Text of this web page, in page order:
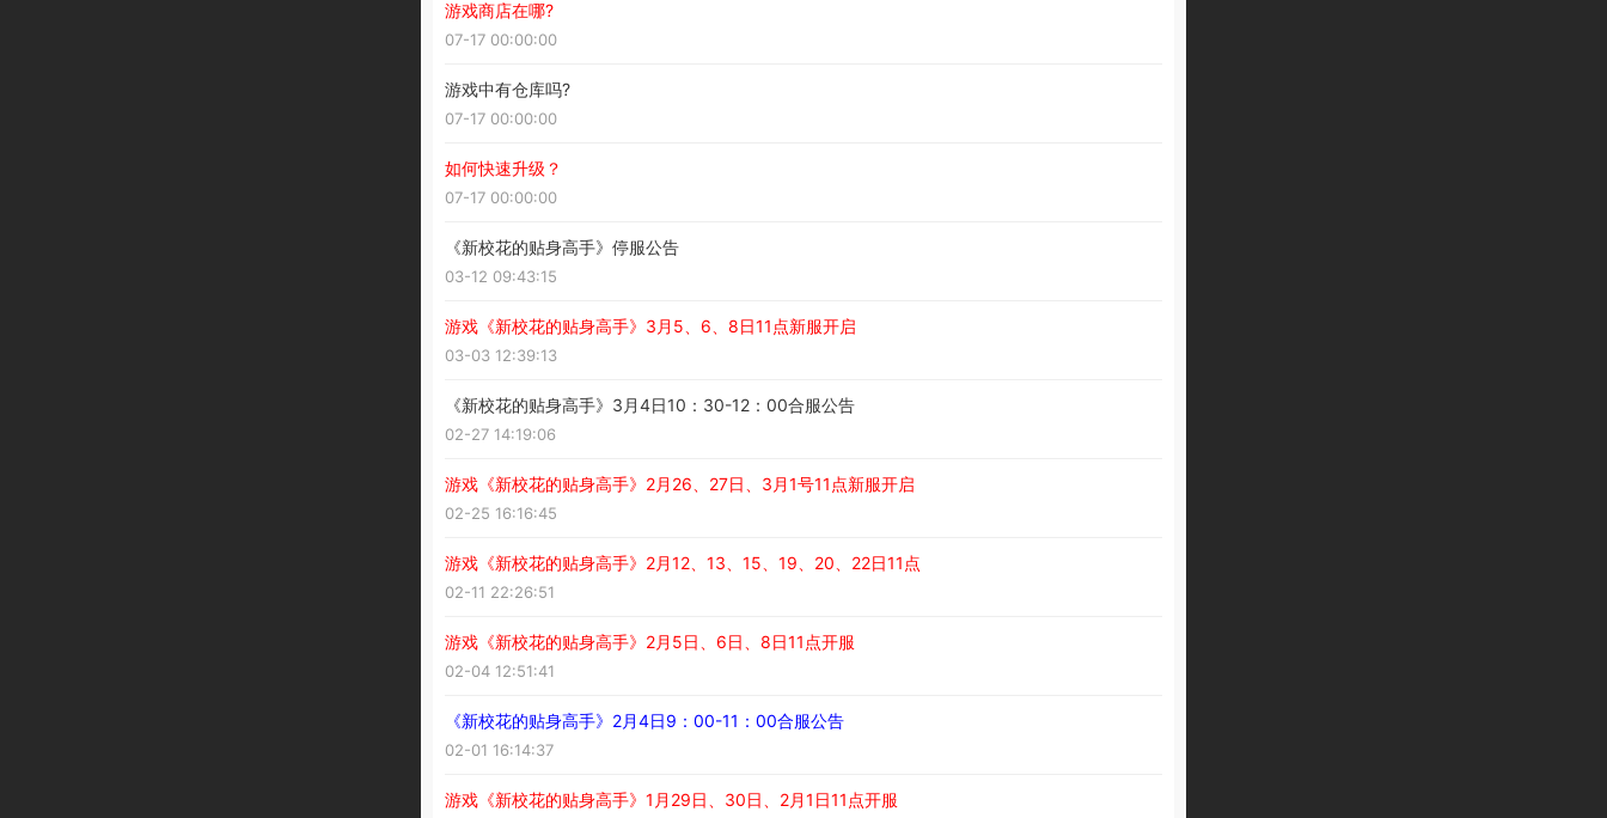
游戏商店在哪?
07-17 00:00:00
游戏中有仓库吗?
07-17 00:00:00
如何快速升级？
07-17 00:00:00
《新校花的贴身高手》停服公告
03-12 09:43:15
游戏《新校花的贴身高手》3月5、6、8日11点新服开启
03-03 12:39:13
《新校花的贴身高手》3月4日10：30-12：00合服公告
02-27 14:19:06
游戏《新校花的贴身高手》2月26、27日、3月1号11点新服开启
02-25 16:16:45
游戏《新校花的贴身高手》2月12、13、15、19、20、22日11点
02-11 22:26:51
游戏《新校花的贴身高手》2月5日、6日、8日11点开服
02-04 12:51:41
《新校花的贴身高手》2月4日9：00-11：00合服公告
02-01 16:14:37
游戏《新校花的贴身高手》1月29日、30日、2月1日11点开服